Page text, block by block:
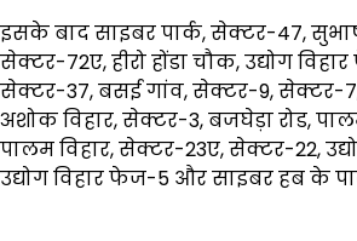
इसके बाद साइबर पार्क, सेक्टर-47,
सेक्टर-72ए, हीरो होंडा चौक, उद्योग
सेक्टर-37, बसई गांव, सेक्टर-9, सेक्टर-
अशोक विहार, सेक्टर-3, बजघेड़ा रोड,
पालम विहार, सेक्टर-23ए, सेक्टर-22,
उद्योग विहार फेज-5 और साइबर हब के